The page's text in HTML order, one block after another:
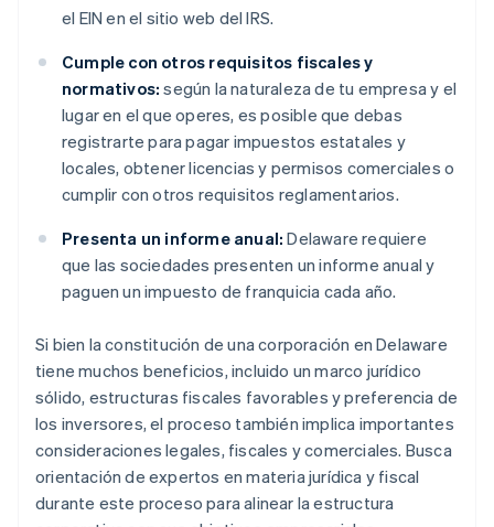
el EIN en el sitio web del IRS.
Cumple con otros requisitos fiscales y
normativos: según la naturaleza de tu empresa y el
lugar en el que operes, es posible que debas
registrarte para pagar impuestos estatales y
locales, obtener licencias y permisos comerciales o
cumplir con otros requisitos reglamentarios.
Presenta un informe anual: Delaware requiere
que las sociedades presenten un informe anual y
paguen un impuesto de franquicia cada año.
Si bien la constitución de una corporación en Delaware
tiene muchos beneficios, incluido un marco jurídico
sólido, estructuras fiscales favorables y preferencia de
los inversores, el proceso también implica importantes
consideraciones legales, fiscales y comerciales. Busca
orientación de expertos en materia jurídica y fiscal
durante este proceso para alinear la estructura